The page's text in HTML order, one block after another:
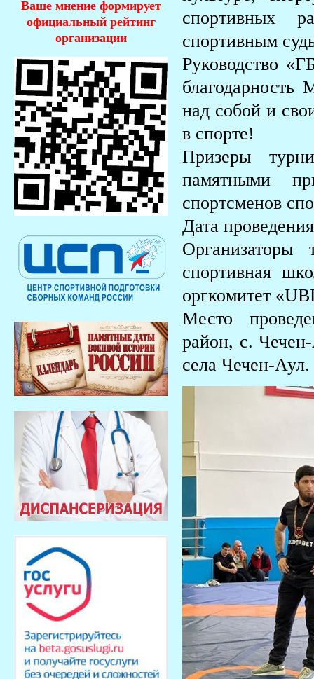
Ваше мнение формирует
официальный рейтинг
организации
спортивных
спортивным
Руководство
над собой и
в спорте!
Призеры
памятными
спортсменов
Дата
Организаторы
спортивная
оргкомитет
Место
район, с.
села Чечен-Аул.